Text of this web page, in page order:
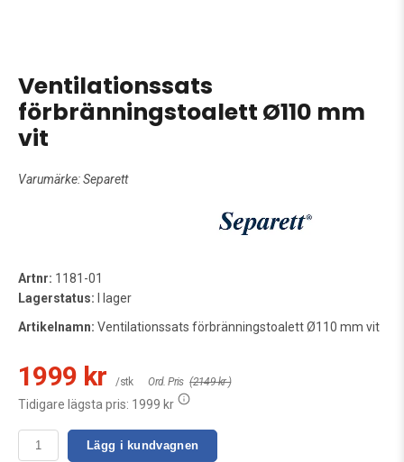
Ventilationssats
förbränningstoalett Ø110 mm
vit
Varumärke:Separett
Artnr: 1181-01
Lagerstatus: I lager
Artikelnamn: Ventilationssats förbränningstoalett Ø110 mm vit
1999 kr /stk Ord. Pris (2149 kr )
Tidigare lägsta pris: 1999 kr
Lägg i kundvagnen